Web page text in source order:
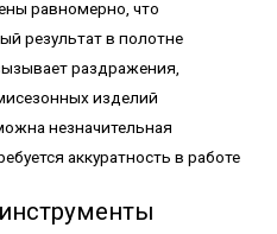
равномерно, что
результат в полотне
раздражения,
изделий
незначительная
аккуратность в работе